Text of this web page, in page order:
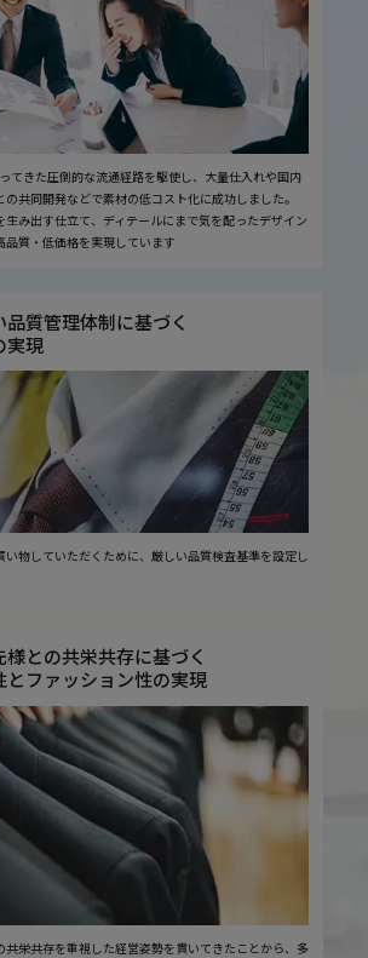
てきた圧倒的な流通経路を駆使し、大量仕入れや国内
共同開発などで素材の低コスト化に成功しました。
生み出す仕立て、ディテールにまで気を配ったデザイン
品質・低価格を実現しています
品質管理体制に基づく
実現
い物していただくために、厳しい品質検査基準を設定し
様との共栄共存に基づく
とファッション性の実現
共栄共存を重視した経営姿勢を貫いてきたことから、多